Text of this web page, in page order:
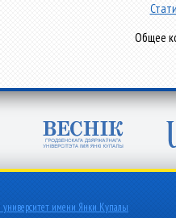
Общее
университет имени Янки Купалы